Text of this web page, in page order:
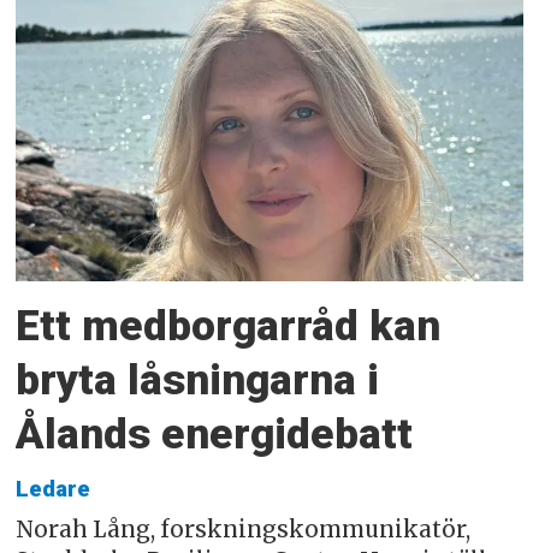
Ett medborgarråd kan
bryta låsningarna i
Ålands energidebatt
Ledare
Norah Lång, forskningskommunikatör,